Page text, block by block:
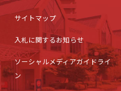
サイトマップ
入札に関するお知らせ
ソーシャルメディアガイドライ
ン